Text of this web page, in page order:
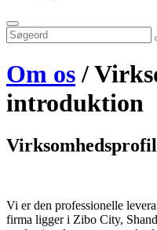
Om os/
introduktion
Virksomhedsprofil
Vi er den professionelle
firma ligger i Zibo City,